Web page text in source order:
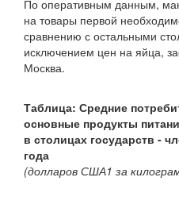
По оперативным данным,
на товары первой
сравнению с остальными
исключением цен на яйца,
Москва.
Таблица: Средние
основные продукты
в столицах государств -
года
(долларов США1 за